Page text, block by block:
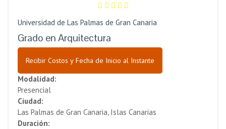
Universidad de Las Palmas de Gran Canaria
Grado en Arquitectura
Recibir Costos y Fecha de Inicio al Instante
Modalidad:
Presencial
Ciudad:
Las Palmas de Gran Canaria, Islas Canarias
Duración: